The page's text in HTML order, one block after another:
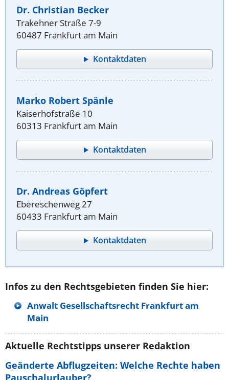
Dr. Christian Becker
Trakehner Straße 7-9
60487 Frankfurt am Main
Kontaktdaten
Marko Robert Spänle
Kaiserhofstraße 10
60313 Frankfurt am Main
Kontaktdaten
Dr. Andreas Göpfert
Ebereschenweg 27
60433 Frankfurt am Main
Kontaktdaten
Infos zu den Rechtsgebieten finden Sie hier:
Anwalt Gesellschaftsrecht Frankfurt am
Main
Aktuelle Rechtstipps unserer Redaktion
Geänderte Abflugzeiten: Welche Rechte haben
Pauschalurlauber?